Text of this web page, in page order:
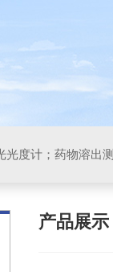
光度计；药物溶出
产品展示